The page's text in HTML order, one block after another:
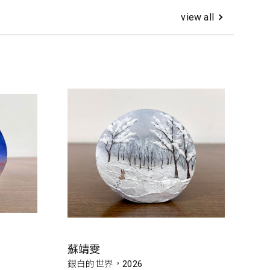
view all
蘇靖雯
銀白的世界，2026